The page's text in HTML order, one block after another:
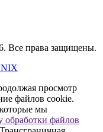
Все права защищены.
просмотр
файлов cookie.
мы
обработки файлов